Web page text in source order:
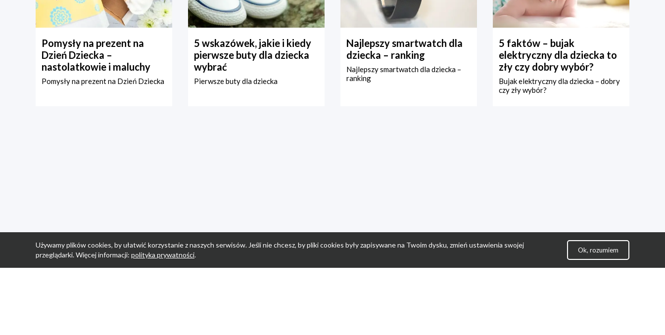
Pomysły na prezent na
Dzień Dziecka –
nastolatkowie i maluchy
Pomysły na prezent na Dzień Dziecka
5 wskazówek, jakie i kiedy
pierwsze buty dla dziecka
wybrać
Pierwsze buty dla dziecka
Najlepszy smartwatch dla
dziecka – ranking
Najlepszy smartwatch dla dziecka –
ranking
5 faktów – bujak
elektryczny dla dziecka to
zły czy dobry wybór?
Bujak elektryczny dla dziecka – dobry
czy zły wybór?
Używamy plików cookies, by ułatwić korzystanie z naszych serwisów. Jeśli nie chcesz, by pliki cookies były zapisywane na Twoim dysku, zmień ustawienia swojej
przeglądarki. Więcej informacji: polityka prywatności.
Ok, rozumiem